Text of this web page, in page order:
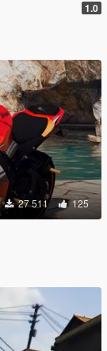
1.0
27 511 125